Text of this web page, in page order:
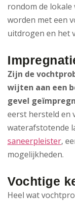
rondom de
worden met een
uitdrogen en het
Zijn de
wijten aan een
gevel
eerst hersteld en
waterafstotende
saneerpleister,
mogelijkheden.
Vochtige
Heel wat